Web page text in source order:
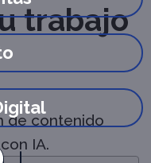
trabajo